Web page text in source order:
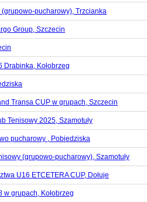
pucharowy), Trzcianka
Group, Szczecin
Drabinka, Kołobrzeg
Transa CUP w grupach, Szczecin
Tenisowy 2025, Szamotuły
pucharowy , Pobiedziska
(grupowo-pucharowy), Szamotuły
U16 ETCETERA CUP, Dołuje
w grupach, Kołobrzeg